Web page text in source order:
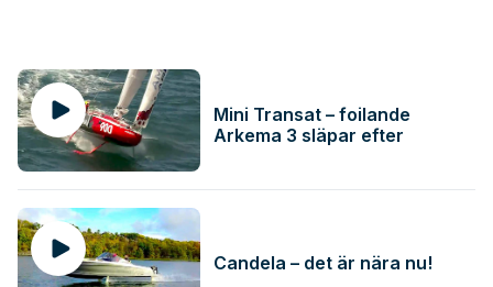
Mini Transat – foilande
Arkema 3 släpar efter
Candela – det är nära nu!